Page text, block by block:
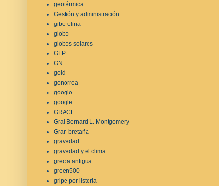
geotérmica
Gestión y administración
giberelina
globo
globos solares
GLP
GN
gold
gonorrea
google
google+
GRACE
Gral Bernard L. Montgomery
Gran bretaña
gravedad
gravedad y el clima
grecia antigua
green500
gripe por listeria